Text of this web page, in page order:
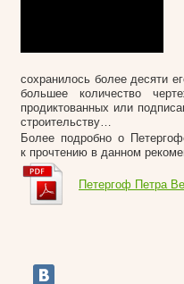
сохранилось более десяти
большее количество
продиктованных или
строительству…
Более подробно о
к прочтению в данном
Петергоф Петра